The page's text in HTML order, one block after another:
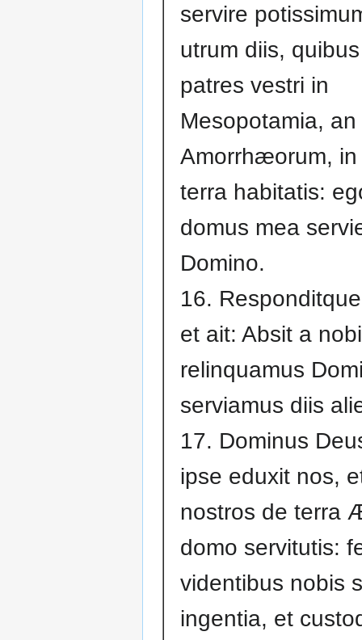
servire
utrum diis,
patres vestri in
Mesopotamia, an
Amorrhæorum, in
terra habitatis:
domus mea
Domino.
16.
et ait: Absit a
relinquamus
serviamus diis
17. Dominus
ipse eduxit nos,
nostros de terra
domo servitutis:
videntibus nobis
ingentia, et